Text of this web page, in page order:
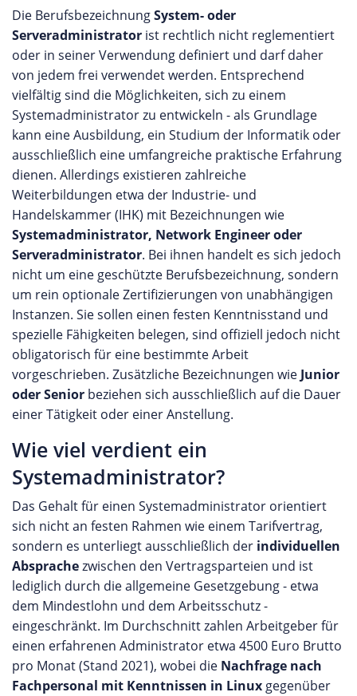
Die BerufsbezeichnungSystem- oder
Serveradministrator ist rechtlich nicht reglementiert
oder in seiner Verwendung definiert und darf daher
von jedem frei verwendet werden. Entsprechend
vielfältig sind die Möglichkeiten, sich zu einem
Systemadministrator zu entwickeln - als Grundlage
kann eine Ausbildung, ein Studium der Informatik oder
ausschließlich eine umfangreiche praktische Erfahrung
dienen. Allerdings existieren zahlreiche
Weiterbildungen etwa der Industrie- und
Handelskammer (IHK) mit Bezeichnungen wie
Systemadministrator, Network Engineer oder
Serveradministrator. Bei ihnen handelt es sich jedoch
nicht um eine geschützte Berufsbezeichnung, sondern
um rein optionale Zertifizierungen von unabhängigen
Instanzen. Sie sollen einen festen Kenntnisstand und
spezielle Fähigkeiten belegen, sind offiziell jedoch nicht
obligatorisch für eine bestimmte Arbeit
vorgeschrieben. Zusätzliche Bezeichnungen wie Junior
oder Senior beziehen sich ausschließlich auf die Dauer
einer Tätigkeit oder einer Anstellung.
Wie viel verdient ein
Systemadministrator?
Das Gehalt für einen Systemadministrator orientiert
sich nicht an festen Rahmen wie einem Tarifvertrag,
sondern es unterliegt ausschließlich der individuellen
Absprachezwischen den Vertragsparteien und ist
lediglich durch die allgemeine Gesetzgebung - etwa
dem Mindestlohn und dem Arbeitsschutz -
eingeschränkt. Im Durchschnitt zahlen Arbeitgeber für
einen erfahrenen Administrator etwa 4500 Euro Brutto
pro Monat (Stand 2021), wobei die Nachfrage nach
Fachpersonal mit Kenntnissen in Linux gegenüber